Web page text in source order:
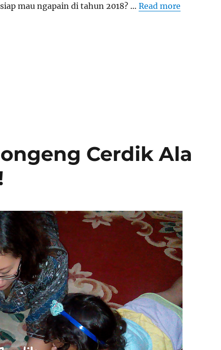
mau ngapain di tahun 2018? … Read more
Cerdik Ala